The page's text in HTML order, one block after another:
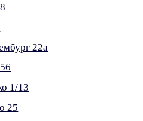
22а
1/13
25